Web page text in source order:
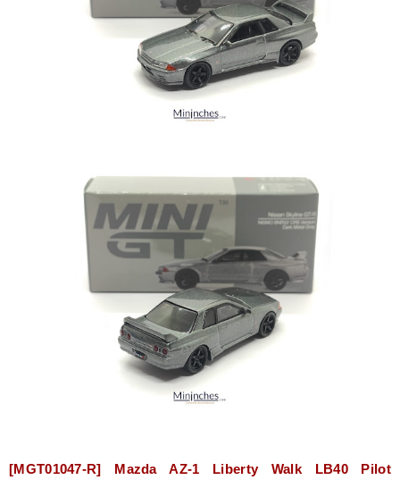
[MGT01047-R] Mazda AZ-1 Liberty Walk LB40 Pilot